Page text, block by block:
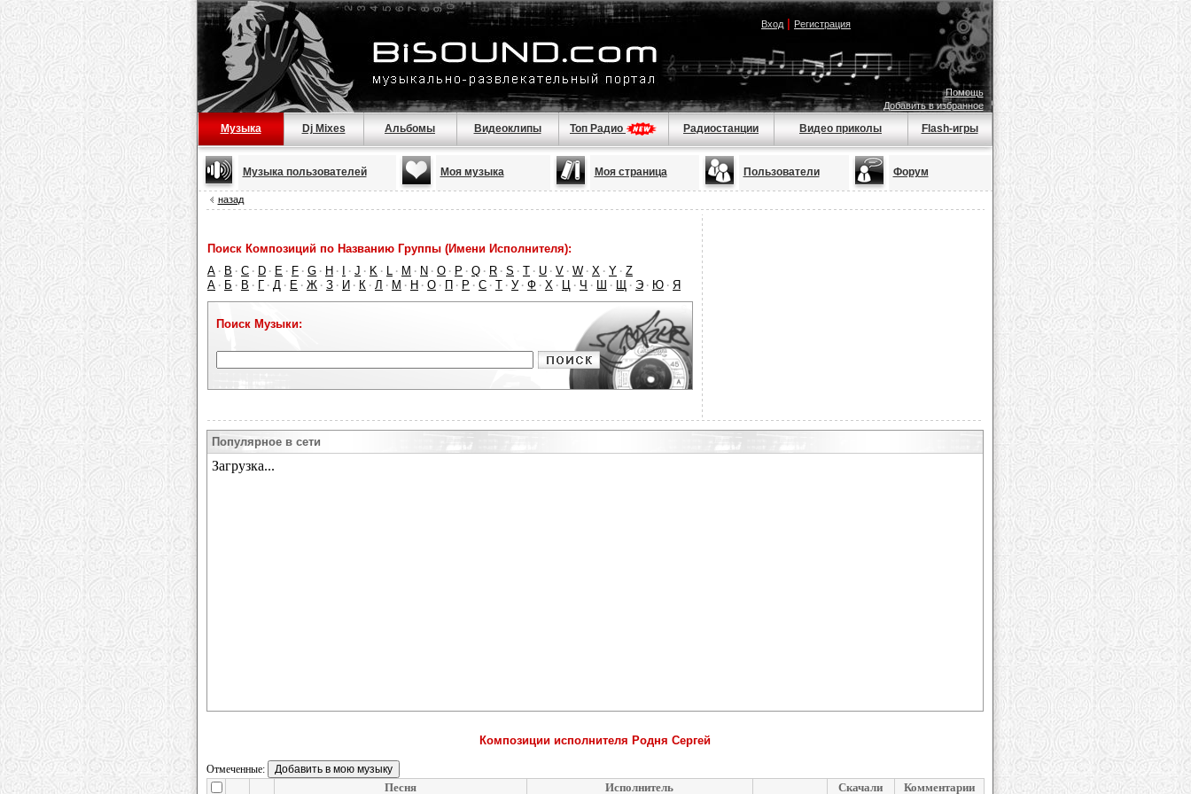
Вход| Регистрация
Помощь
Добавить в избранное
Музыка Dj Mixes Альбомы Видеоклипы Топ Радио Радиостанции Видео приколы Flash-игры
Музыка пользователей Моя музыка Моя страница Пользователи Форум
назад
Поиск Композиций по Названию Группы (Имени Исполнителя):
A · B · C · D · E · F · G · H · · J · K · L · M · N · O · P · Q · R · S · T · U · V · W · X · Y · Z
А · Б · В · Г · Д · Е · Ж · З · И · К · Л · М · Н · О · П · Р · С · Т · У · Ф · Х · Ц · Ч · Ш · Щ · Э · Ю · Я
Поиск Музыки:
Популярное в сети
Композиции исполнителя Родня Сергей
Отмеченные:
Песня Исполнитель Скачали Комментарии